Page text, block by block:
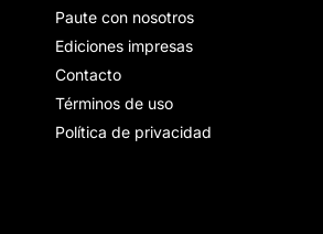
Paute con nosotros
Ediciones impresas
Contacto
Términos de uso
Política de privacidad